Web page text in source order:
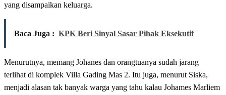
yang disampaikan keluarga.
Baca Juga : KPK Beri Sinyal Sasar Pihak Eksekutif
Menurutnya, memang Johanes dan orangtuanya sudah jarang
terlihat di komplek Villa Gading Mas 2. Itu juga, menurut Siska,
menjadi alasan tak banyak warga yang tahu kalau Johames Marliem